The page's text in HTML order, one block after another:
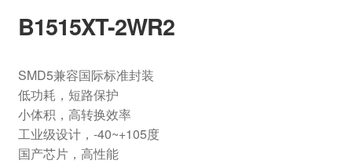
B1515XT-2WR2
SMD5兼容国际标准封装
低功耗，短路保护
小体积，高转换效率
工业级设计，-40~+105度
国产芯片，高性能